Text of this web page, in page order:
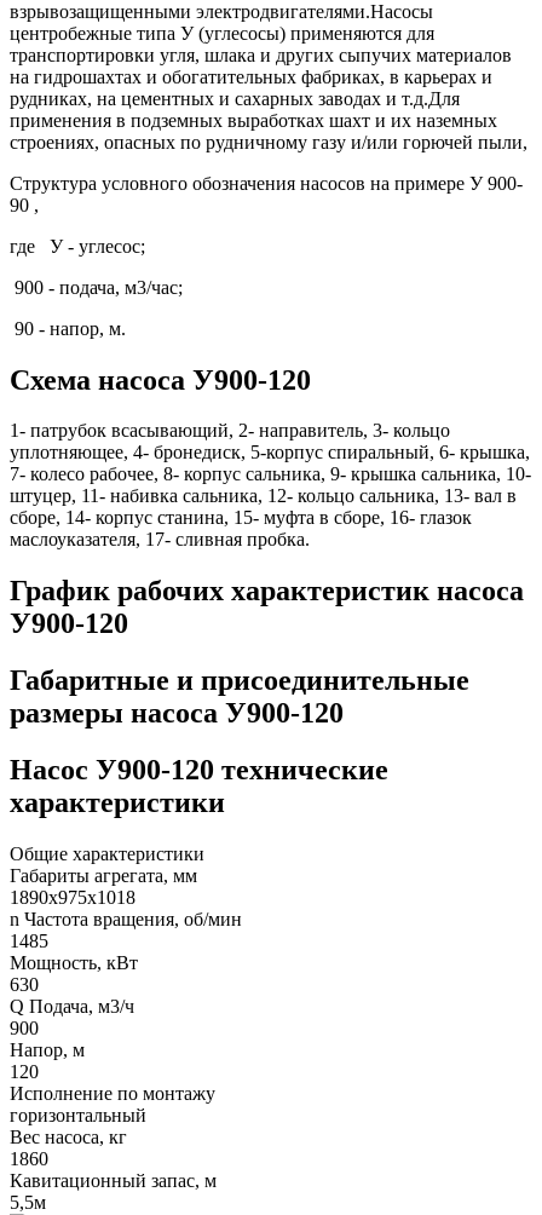
взрывозащищенными электродвигателями.Насосы
центробежные типа У (углесосы) применяются для
транспортировки угля, шлака и других сыпучих материалов
на гидрошахтах и обогатительных фабриках, в карьерах и
рудниках, на цементных и сахарных заводах и т.д.Для
применения в подземных выработках шахт и их наземных
строениях, опасных по рудничному газу и/или горючей пыли,
Структура условного обозначения насосов на примере У 900-
90 ,
где У - углесос;
900 - подача, м3/час;
90 - напор, м.
Схема насоса У900-120
1- патрубок всасывающий, 2- направитель, 3- кольцо
уплотняющее, 4- бронедиск, 5-корпус спиральный, 6- крышка,
7- колесо рабочее, 8- корпус сальника, 9- крышка сальника, 10-
штуцер, 11- набивка сальника, 12- кольцо сальника, 13- вал в
сборе, 14- корпус станина, 15- муфта в сборе, 16- глазок
маслоуказателя, 17- сливная пробка.
График рабочих характеристик насоса
У900-120
Габаритные и присоединительные
размеры насоса У900-120
Насос У900-120 технические
характеристики
Общие характеристики
Габариты агрегата, мм
1890х975х1018
n Частота вращения, об/мин
1485
Мощность, кВт
630
Q Подача, м3/ч
900
Напор, м
120
Исполнение по монтажу
горизонтальный
Вес насоса, кг
1860
Кавитационный запас, м
5,5м